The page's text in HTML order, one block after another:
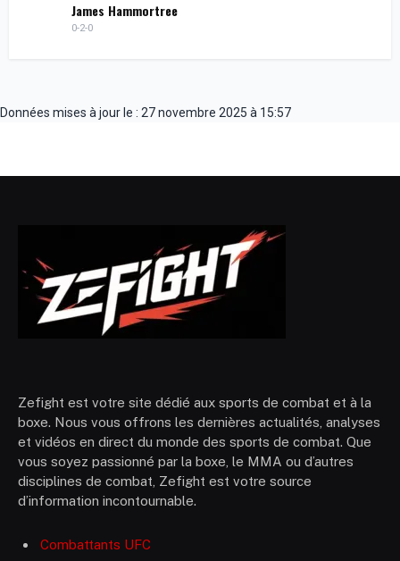
James Hammortree
0-2-0
Données mises à jour le : 27 novembre 2025 à 15:57
Zefight est votre site dédié aux sports de combat et à la
boxe. Nous vous offrons les dernières actualités, analyses
et vidéos en direct du monde des sports de combat. Que
vous soyez passionné par la boxe, le MMA ou d’autres
disciplines de combat, Zefight est votre source
d’information incontournable.
Combattants UFC